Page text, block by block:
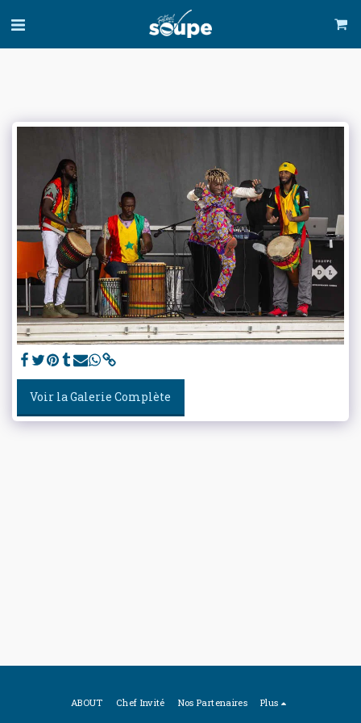
Voir la Galerie Complète
ABOUT Chef Invité Nos Partenaires Plus